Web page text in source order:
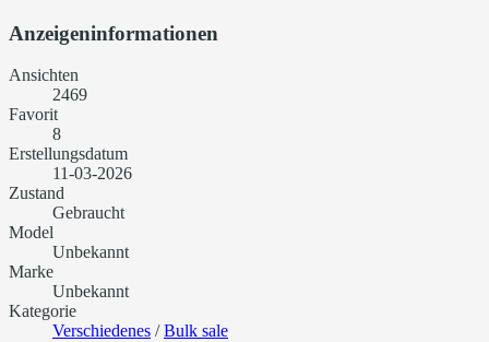
Anzeigeninformationen
Ansichten
2469
Favorit
8
Erstellungsdatum
11-03-2026
Zustand
Gebraucht
Model
Unbekannt
Marke
Unbekannt
Kategorie
Verschiedenes /Bulk sale